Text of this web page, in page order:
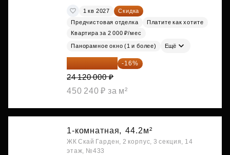
1 кв 2027
Скидка
Предчистовая отделка
Платите как хотите
Квартира за 2 000 ₽/мес
Панорамное окно (1 и более) Ещё
20 260 800 ₽ -16%
24 120 000 ₽
450 240 ₽ за м²
1-комнатная, 44.2м²
ЖК Скай Гарден, 2 корпус, 3 секция, 14
этаж, №433